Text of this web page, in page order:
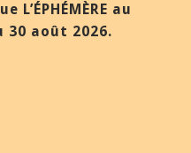
au
30 août 2026.